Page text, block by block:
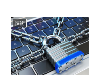
技術